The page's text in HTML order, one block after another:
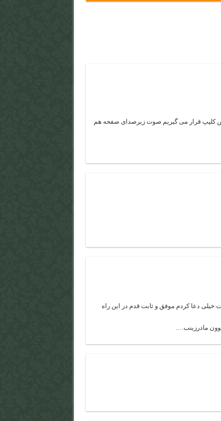
کلیپ قرار می گیریم صوت زیرصدای صفحه هم
برات خیلی دعا کردم موفق و ثابت قدم در این راه
مادرزینب….